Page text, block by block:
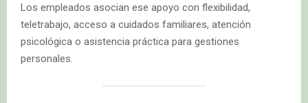
Los empleados asocian ese apoyo con flexibilidad,
teletrabajo, acceso a cuidados familiares, atención
psicológica o asistencia práctica para gestiones
personales.